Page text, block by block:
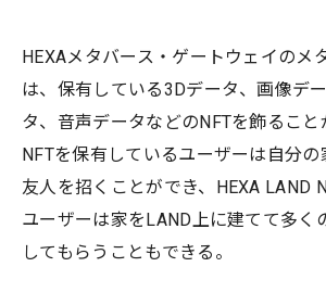
HEXAメタバース・ゲートウェイのメ
は、保有している3Dデータ、画像デ
タ、音声データなどのNFTを飾るこ
NFTを保有しているユーザーは自分の
友人を招くことができ、HEXA LAND
ユーザーは家をLAND上に建てて多く
してもらうこともできる。